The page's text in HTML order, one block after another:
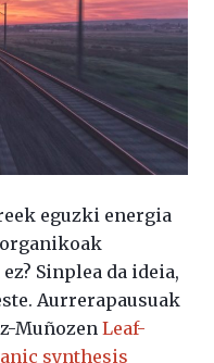
eguzki energia
Sinplea da ideia,
Aurrerapausuak
Muñozen Leaf-
synthesis